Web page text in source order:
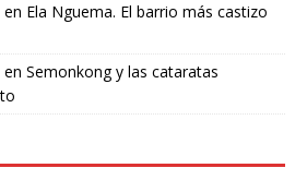
en Ela Nguema. El barrio más castizo
en Semonkong y las cataratas